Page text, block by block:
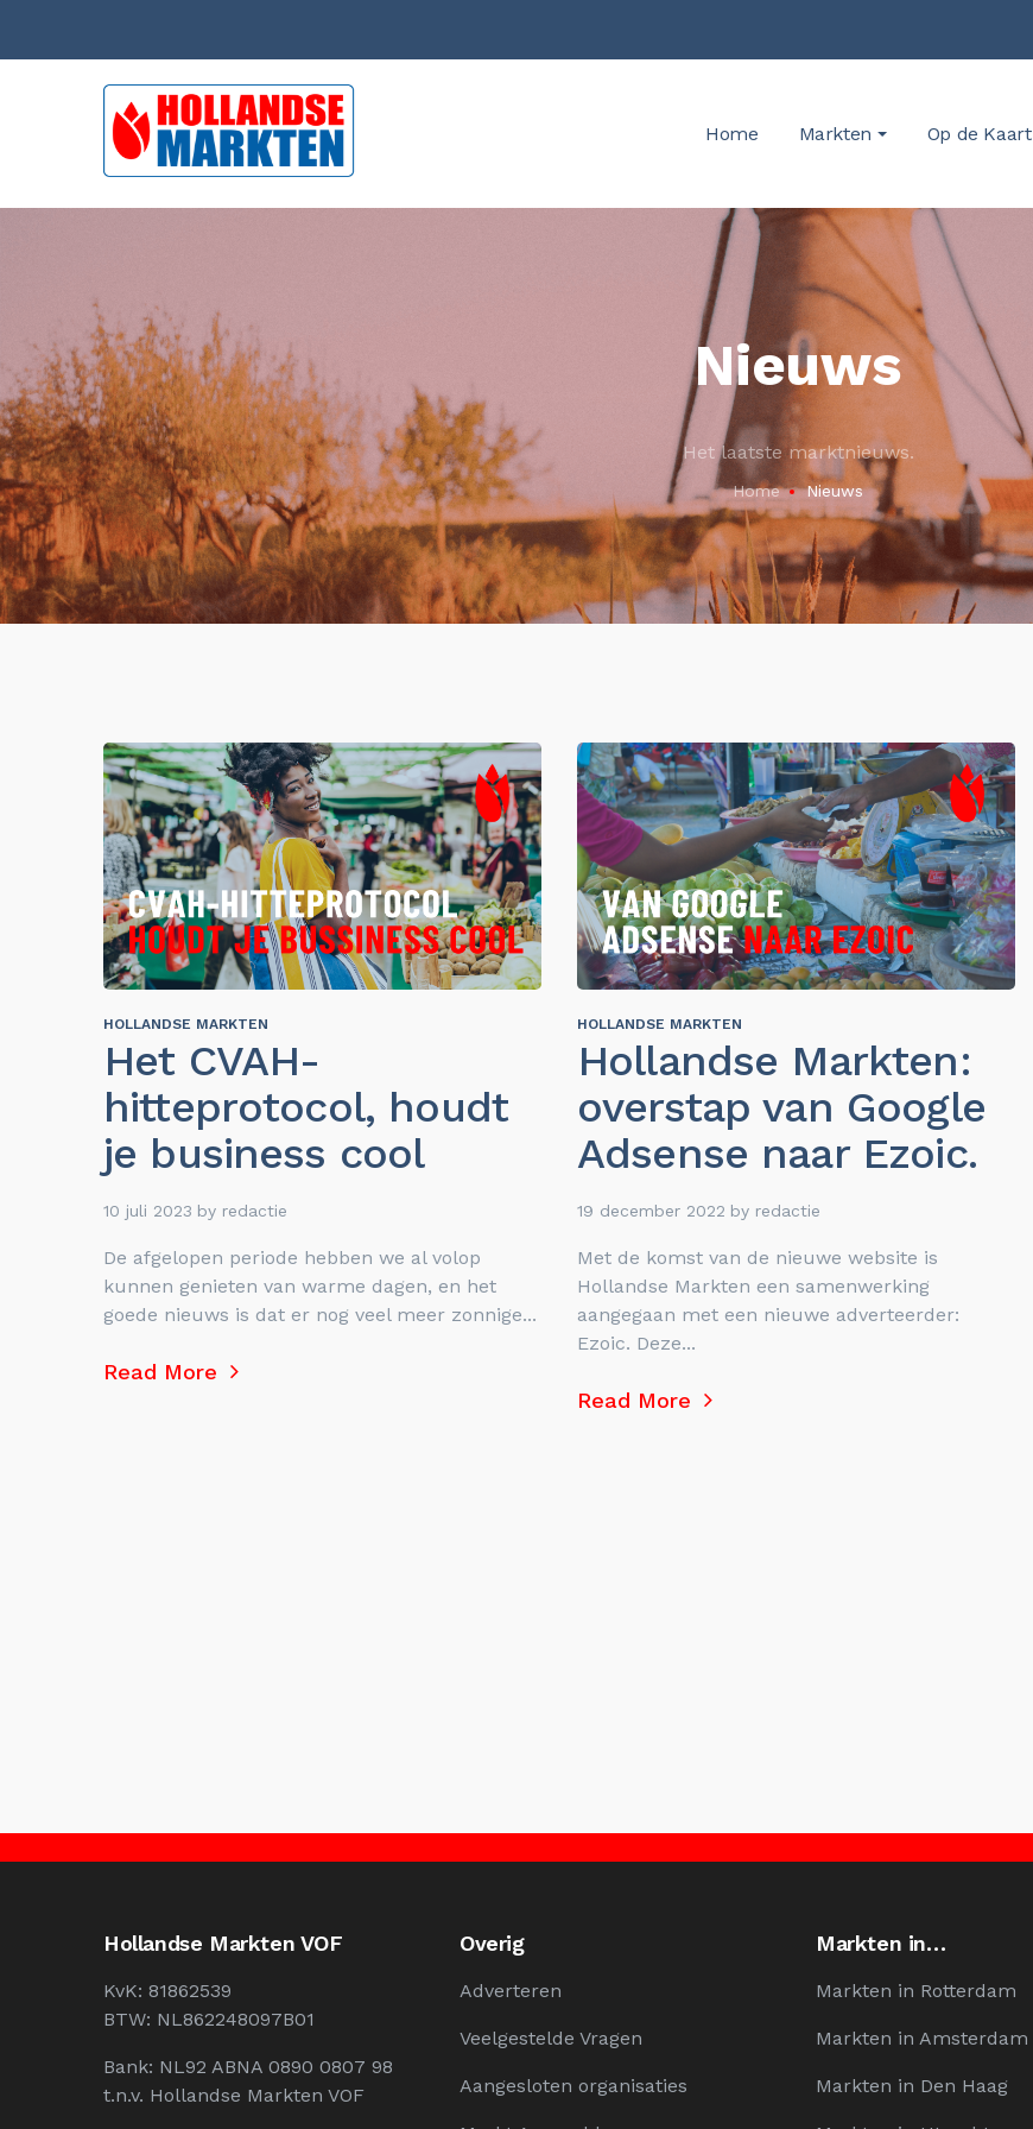
Home Markten Op de Kaart
Nieuws
Het laatste marktnieuws.
Home Nieuws
HOLLANDSE MARKTEN
Het CVAH-
hitteprotocol, houdt
je business cool
10 juli 2023 by redactie
De afgelopen periode hebben we al volop
kunnen genieten van warme dagen, en het
goede nieuws is dat er nog veel meer zonnige...
Read More
HOLLANDSE MARKTEN
Hollandse Markten:
overstap van Google
Adsense naar Ezoic.
19 december 2022 by redactie
Met de komst van de nieuwe website is
Hollandse Markten een samenwerking
aangegaan met een nieuwe adverteerder:
Ezoic. Deze...
Read More
Hollandse Markten VOF
KvK: 81862539
BTW: NL862248097B01
Bank: NL92 ABNA 0890 0807 98
t.n.v. Hollandse Markten VOF
Overig
Adverteren
Veelgestelde Vragen
Aangesloten organisaties
Markten in…
Markten in Rotterdam
Markten in Amsterdam
Markten in Den Haag